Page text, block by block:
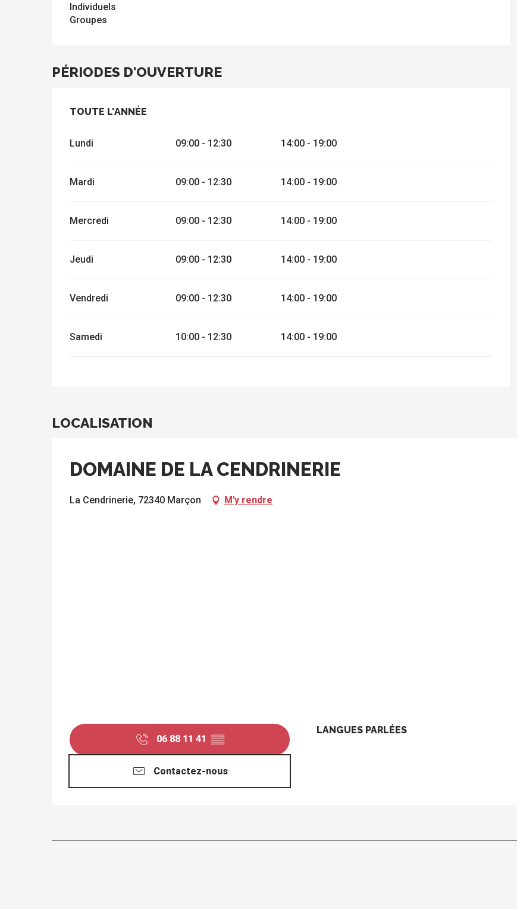
Individuels
Groupes
PÉRIODES D'OUVERTURE
TOUTE L'ANNÉE
TOUTE L'ANNÉE
Lundi 09:00 - 12:30 14:00 - 19:00
Mardi 09:00 - 12:30 14:00 - 19:00
Mercredi 09:00 - 12:30 14:00 - 19:00
Jeudi 09:00 - 12:30 14:00 - 19:00
Vendredi 09:00 - 12:30 14:00 - 19:00
Samedi 10:00 - 12:30 14:00 - 19:00
LOCALISATION
DOMAINE DE LA CENDRINERIE
La Cendrinerie, 72340 Marçon M'y rendre
06 88 11 41 ▒▒
Contactez-nous
LANGUES PARLÉES
LANGUES PARLÉES